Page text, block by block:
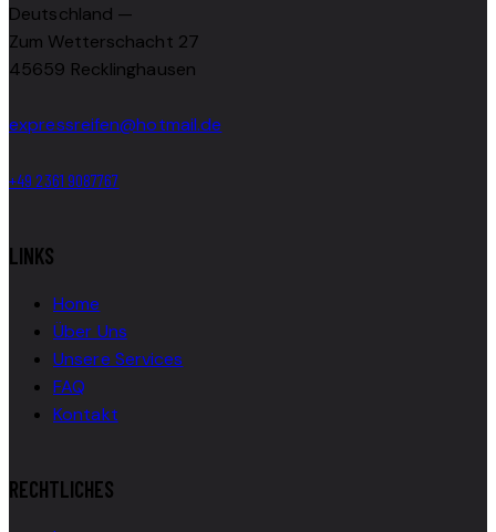
Deutschland —
Zum Wetterschacht 27
45659 Recklinghausen
expressreifen@hotmail.de
+49 2361 9087767
LINKS
Home
Über Uns
Unsere Services
FAQ
Kontakt
RECHTLICHES